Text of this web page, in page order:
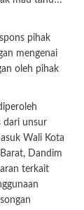
pihak
mengenai
oleh pihak
dari unsur
Wali Kota
Dandim
terkait